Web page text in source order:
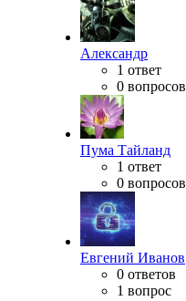
Александр
1 ответ
0 вопросов
Пума Тайланд
1 ответ
0 вопросов
Евгений Иванов
0 ответов
1 вопрос